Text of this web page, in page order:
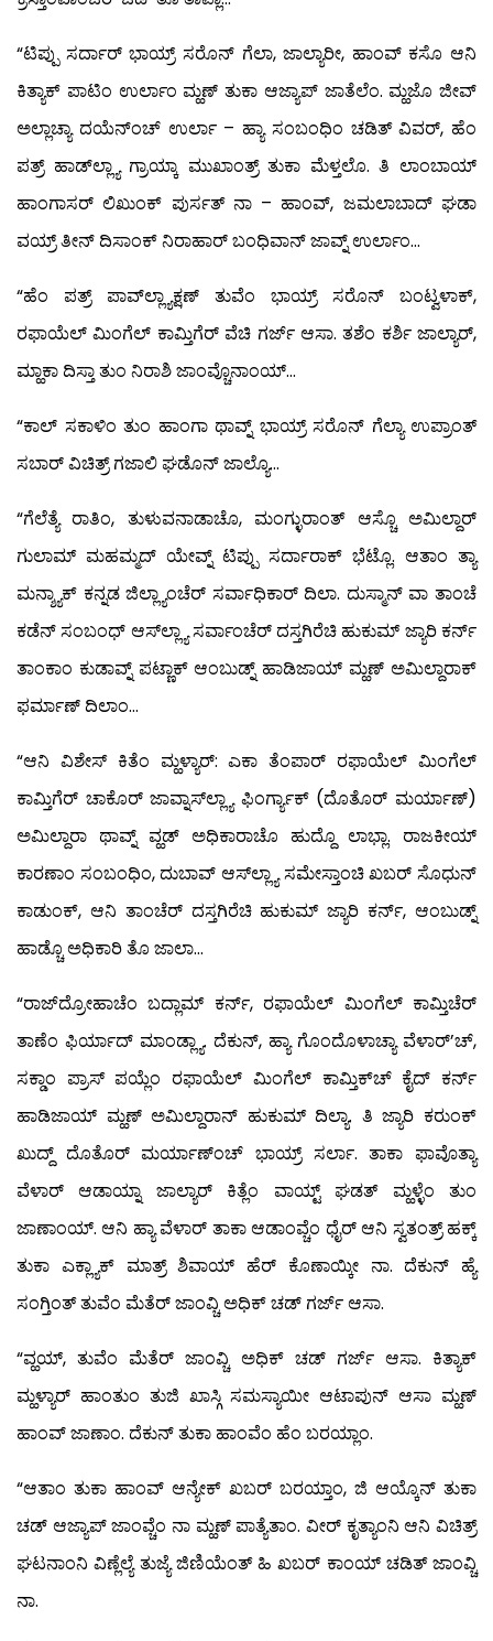
“ಟಿಪ್ಪು ಸರ್ದಾರ್ ಭಾಯ್ರ್ ಸರೊನ್ ಗೆಲಾ, ಜಾಲ್ಯಾರೀ, ಹಾಂವ್ ಕಸೊ ಆನಿ
ಕಿತ್ಯಾಕ್ ಪಾಟಿಂ ಉರ್ಲಾಂ ಮ್ಹಣ್ ತುಕಾ ಆಜ್ಯಾಪ್ ಜಾತೆಲೆಂ. ಮ್ಹಜೊ ಜೀವ್
ಅಲ್ಲಾಚ್ಯಾ ದಯೆನ್‍ಂಚ್ ಉರ್ಲಾ – ಹ್ಯಾ ಸಂಬಂಧಿಂ ಚಡಿತ್ ವಿವರ್, ಹೆಂ
ಪತ್ರ್ ಹಾಡ್‍ಲ್ಲ್ಯಾ ಗ್ರಾಯ್ಕಾ ಮುಖಾಂತ್ರ್ ತುಕಾ ಮೆಳ್ತಲೊ. ತಿ ಲಾಂಬಾಯ್
ಹಾಂಗಾಸರ್ ಲಿಖುಂಕ್ ಪುರ್ಸತ್ ನಾ – ಹಾಂವ್, ಜಮಲಾಬಾದ್ ಘಡಾ
ವಯ್ರ್ ತೀನ್ ದಿಸಾಂಕ್ ನಿರಾಹಾರ್ ಬಂಧಿವಾನ್ ಜಾವ್ನ್ ಉರ್ಲಾಂ…
“ಹೆಂ ಪತ್ರ್ ಪಾವ್‍ಲ್ಲ್ಯಾಕ್ಷಣ್ ತುವೆಂ ಭಾಯ್ರ್ ಸರೊನ್ ಬಂಟ್ವಳಾಕ್,
ರಫಾಯೆಲ್ ಮಿಂಗೆಲ್ ಕಾಮ್ತಿಗೆರ್ ವೆಚಿ ಗರ್ಜ್ ಆಸಾ. ತಶೆಂ ಕರ್ಶಿ ಜಾಲ್ಯಾರ್,
ಮ್ಹಾಕಾ ದಿಸ್ತಾ ತುಂ ನಿರಾಶಿ ಜಾಂವ್ಚೊನಾಂಯ್…
“ಕಾಲ್ ಸಕಾಳಿಂ ತುಂ ಹಾಂಗಾ ಥಾವ್ನ್ ಭಾಯ್ರ್ ಸರೊನ್ ಗೆಲ್ಯಾ ಉಪ್ರಾಂತ್
ಸಬಾರ್ ವಿಚಿತ್ರ್ ಗಜಾಲಿ ಘಡೊನ್ ಜಾಲ್ಯೊ…
“ಗೆಲೆತ್ಯೆ ರಾತಿಂ, ತುಳುವನಾಡಾಚೊ, ಮಂಗ್ಳುರಾಂತ್ ಆಸ್ಚೊ ಅಮಿಲ್ದಾರ್
ಗುಲಾಮ್ ಮಹಮ್ಮದ್ ಯೇವ್ನ್ ಟಿಪ್ಪು ಸರ್ದಾರಾಕ್ ಭೆಟ್ಲೊ. ಆತಾಂ ತ್ಯಾ
ಮನ್ಶ್ಯಾಕ್ ಕನ್ನಡ ಜಿಲ್ಲ್ಯಾಂಚೆರ್ ಸರ್ವಾಧಿಕಾರ್ ದಿಲಾ. ದುಸ್ಮಾನ್ ವಾ ತಾಂಚೆ
ಕಡೆನ್ ಸಂಬಂಧ್ ಆಸ್‍ಲ್ಲ್ಯಾ ಸರ್ವಾಂಚೆರ್ ದಸ್ತಗಿರೆಚಿ ಹುಕುಮ್ ಜ್ಯಾರಿ ಕರ್ನ್
ತಾಂಕಾಂ ಕುಡಾವ್ನ್ ಪಟ್ಣಾಕ್ ಆಂಬುಡ್ನ್ ಹಾಡಿಜಾಯ್ ಮ್ಹಣ್ ಅಮಿಲ್ದಾರಾಕ್
ಫರ್ಮಾಣ್ ದಿಲಾಂ…
“ಆನಿ ವಿಶೇಸ್ ಕಿತೆಂ ಮ್ಹಳ್ಯಾರ್: ಎಕಾ ತೆಂಪಾರ್ ರಫಾಯೆಲ್ ಮಿಂಗೆಲ್
ಕಾಮ್ತಿಗೆರ್ ಚಾಕೊರ್ ಜಾವ್ನಾಸ್‍ಲ್ಲ್ಯಾ ಫಿಂರ್ಗ್ಯಾಕ್ (ದೊತೊರ್ ಮರ್ಯಾಣ್)
ಅಮಿಲ್ದಾರಾ ಥಾವ್ನ್ ವ್ಹಡ್ ಅಧಿಕಾರಾಚೊ ಹುದ್ದೊ ಲಾಭ್ಲಾ. ರಾಜಕೀಯ್
ಕಾರಣಾಂ ಸಂಬಂಧಿಂ, ದುಬಾವ್ ಆಸ್‍ಲ್ಲ್ಯಾ ಸಮೇಸ್ತಾಂಚಿ ಖಬರ್ ಸೊಧುನ್
ಕಾಡುಂಕ್, ಆನಿ ತಾಂಚೆರ್ ದಸ್ತಗಿರೆಚಿ ಹುಕುಮ್ ಜ್ಯಾರಿ ಕರ್ನ್, ಆಂಬುಡ್ನ್
ಹಾಡ್ಚೊ ಅಧಿಕಾರಿ ತೊ ಜಾಲಾ…
“ರಾಜ್‍ದ್ರೋಹಾಚೆಂ ಬದ್ಲಾಮ್ ಕರ್ನ್, ರಫಾಯೆಲ್ ಮಿಂಗೆಲ್ ಕಾಮ್ತಿಚೆರ್
ತಾಣೆಂ ಫಿರ್ಯಾದ್ ಮಾಂಡ್ಲ್ಯಾ. ದೆಕುನ್, ಹ್ಯಾ ಗೊಂದೊಳಾಚ್ಯಾ ವೆಳಾರ್’ಚ್,
ಸಕ್ಡಾಂ ಪ್ರಾಸ್ ಪಯ್ಲೆಂ ರಫಾಯೆಲ್ ಮಿಂಗೆಲ್ ಕಾಮ್ತಿಕ್‍ಚ್ ಕೈದ್ ಕರ್ನ್
ಹಾಡಿಜಾಯ್ ಮ್ಹಣ್ ಅಮಿಲ್ದಾರಾನ್ ಹುಕುಮ್ ದಿಲ್ಯಾ. ತಿ ಜ್ಯಾರಿ ಕರುಂಕ್
ಖುದ್ದ್ ದೊತೊರ್ ಮರ್ಯಾಣ್‍ಂಚ್ ಭಾಯ್ರ್ ಸರ್ಲಾ. ತಾಕಾ ಫಾವೊತ್ಯಾ
ವೆಳಾರ್ ಆಡಾಯ್ನಾ ಜಾಲ್ಯಾರ್ ಕಿತ್ಲೆಂ ವಾಯ್ಟ್ ಘಡತ್ ಮ್ಹಳ್ಳೆಂ ತುಂ
ಜಾಣಾಂಯ್. ಆನಿ ಹ್ಯಾ ವೆಳಾರ್ ತಾಕಾ ಆಡಾಂವ್ಚೆಂ ಧೈರ್ ಆನಿ ಸ್ವತಂತ್ರ್ ಹಕ್ಕ್
ತುಕಾ ಎಕ್ಲ್ಯಾಕ್ ಮಾತ್ರ್ ಶಿವಾಯ್ ಹೆರ್ ಕೊಣಾಯ್ಕೀ ನಾ. ದೆಕುನ್ ಹ್ಯೆ
ಸಂಗ್ತಿಂತ್ ತುವೆಂ ಮೆತೆರ್ ಜಾಂವ್ಚಿ ಅಧಿಕ್ ಚಡ್ ಗರ್ಜ್ ಆಸಾ.
“ವ್ಹಯ್, ತುವೆಂ ಮೆತೆರ್ ಜಾಂವ್ಚಿ ಅಧಿಕ್ ಚಡ್ ಗರ್ಜ್ ಆಸಾ. ಕಿತ್ಯಾಕ್
ಮ್ಹಳ್ಯಾರ್ ಹಾಂತುಂ ತುಜಿ ಖಾಸ್ಗಿ ಸಮಸ್ಯಾಯೀ ಆಟಾಪುನ್ ಆಸಾ ಮ್ಹಣ್
ಹಾಂವ್ ಜಾಣಾಂ. ದೆಕುನ್ ತುಕಾ ಹಾಂವೆಂ ಹೆಂ ಬರಯ್ಲಾಂ.
“ಆತಾಂ ತುಕಾ ಹಾಂವ್ ಆನ್ಯೇಕ್ ಖಬರ್ ಬರಯ್ತಾಂ, ಜಿ ಆಯ್ಕೊನ್ ತುಕಾ
ಚಡ್ ಆಜ್ಯಾಪ್ ಜಾಂವ್ಚೆಂ ನಾ ಮ್ಹಣ್ ಪಾತ್ಯೆತಾಂ. ವೀರ್ ಕೃತ್ಯಾಂನಿ ಆನಿ ವಿಚಿತ್ರ್
ಘಟನಾಂನಿ ವಿಣ್ಲೆಲ್ಯೆ ತುಜ್ಯೆ ಜಿಣಿಯೆಂತ್ ಹಿ ಖಬರ್ ಕಾಂಯ್ ಚಡಿತ್ ಜಾಂವ್ಚಿ
ನಾ.